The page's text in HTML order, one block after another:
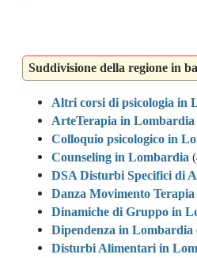
Suddivisione della regione in
Altri corsi di psicologia in
ArteTerapia in Lombardia
Colloquio psicologico in
Counseling in Lombardia
DSA Disturbi Specifici di
Danza Movimento
Dinamiche di Gruppo in
Dipendenza in Lombardia
Disturbi Alimentari in